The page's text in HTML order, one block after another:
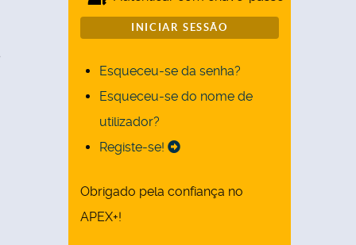
INICIAR SESSÃO
Esqueceu-se da senha?
Esqueceu-se do nome de
utilizador?
Registe-se!
Obrigado pela confiança no
APEX+!